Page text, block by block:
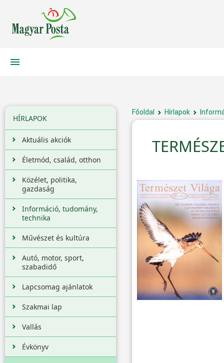
HÍRLAPOK
Aktuális akciók
Életmód, család, otthon
Közélet, politika,
gazdaság
Információ, tudomány,
technika
Művészet és kultúra
Autó, motor, sport,
szabadidő
Lapcsomag ajánlatok
Szakmai lap
Vallás
Évkönyv
Főoldal Hírlapok